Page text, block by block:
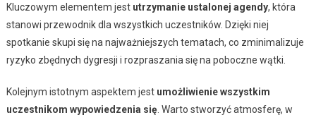
Kluczowym elementem jest utrzymanie ustalonej agendy, która
stanowi przewodnik dla wszystkich uczestników. Dzięki niej
spotkanie skupi się na najważniejszych tematach, co zminimalizuje
ryzyko zbędnych dygresji i rozpraszania się na poboczne wątki.
Kolejnym istotnym aspektem jest umożliwienie wszystkim
uczestnikom wypowiedzenia się. Warto stworzyć atmosferę, w